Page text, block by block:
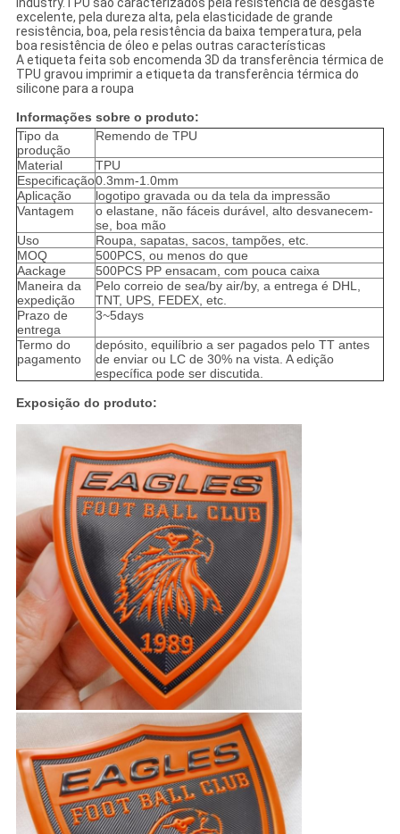
industry.TPU são caracterizados pela resistência de desgaste
excelente, pela dureza alta, pela elasticidade de grande
resistência, boa, pela resistência da baixa temperatura, pela
boa resistência de óleo e pelas outras características
A etiqueta feita sob encomenda 3D da transferência térmica de
TPU gravou imprimir a etiqueta da transferência térmica do
silicone para a roupa
Informações sobre o produto:
Tipo da
produção
Remendo de TPU
Material
TPU
Especificação0.3mm-1.0mm
Aplicação
logotipo gravada ou da tela da impressão
Vantagem
o elastane, não fáceis durável, alto desvanecem-
se, boa mão
Uso
Roupa, sapatas, sacos, tampões, etc.
MOQ
500PCS, ou menos do que
Aackage
500PCS PP ensacam, com pouca caixa
Maneira da
expedição
Pelo correio de sea/by air/by, a entrega é DHL,
TNT, UPS, FEDEX, etc.
Prazo de
entrega
3~5days
Termo do
pagamento
depósito, equilíbrio a ser pagados pelo TT antes
de enviar ou LC de 30% na vista. A edição
específica pode ser discutida.
Exposição do produto: